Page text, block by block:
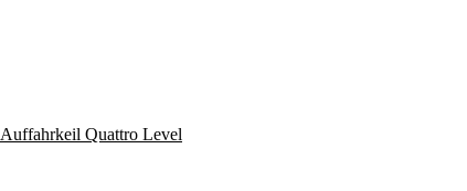
Auffahrkeil Quattro Level